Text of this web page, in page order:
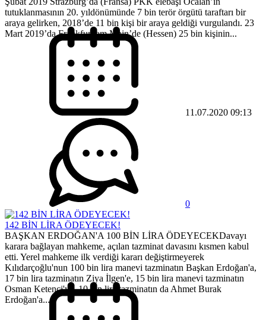
tutuklanmasının 20. yıldönümünde 7 bin terör örgütü taraftarı bir
araya gelirken, 2018’de 11 bin kişi bir araya geldiği vurgulandı. 23
Mart 2019’da Frankfurt am Main’de (Hessen) 25 bin kişinin...
11.07.2020 09:13
0
142 BİN LİRA ÖDEYECEK!
BAŞKAN ERDOĞAN'A 100 BİN LİRA ÖDEYECEKDavayı
karara bağlayan mahkeme, açılan tazminat davasını kısmen kabul
etti. Yerel mahkeme ilk verdiği kararı değiştirmeyerek
Kılıdarçoğlu'nun 100 bin lira manevi tazminatın Başkan Erdoğan'a,
17 bin lira tazminatın Ziya İlgen'e, 15 bin lira manevi tazminatın
Osman Ketenci'ye, 10 bin lira tazminatın da Ahmet Burak
Erdoğan'a...